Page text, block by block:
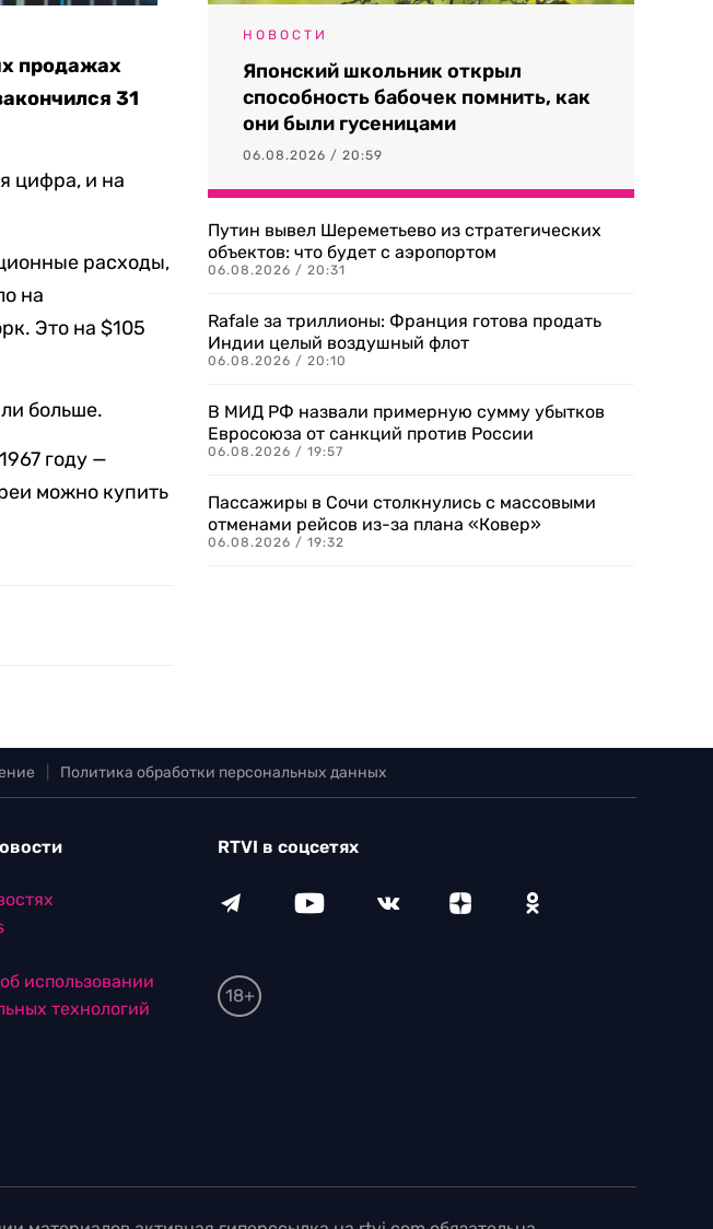
продажах
31
цифра, и на
расходы,
на
Это на $105
больше.
году —
можно купить
НОВОСТИ
Японский школьник открыл
способность бабочек помнить, как
они были гусеницами
06.08.2026 / 20:59
Путин вывел Шереметьево из стратегических
объектов: что будет с аэропортом
06.08.2026 / 20:31
Rafale за триллионы: Франция готова продать
Индии целый воздушный флот
06.08.2026 / 20:10
В МИД РФ назвали примерную сумму убытков
Евросоюза от санкций против России
06.08.2026 / 19:57
Пассажиры в Сочи столкнулись с массовыми
отменами рейсов из-за плана «Ковер»
06.08.2026 / 19:32
Политика обработки персональных данных
использовании
технологий
RTVI в соцсетях
18+